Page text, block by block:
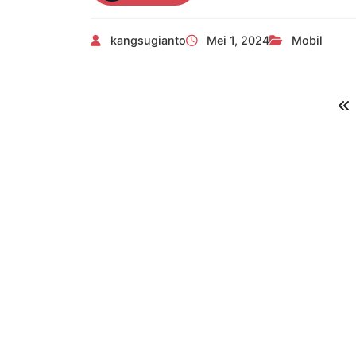
Jenis-
Mobil
kangsugianto Mei 1, 2024 Mobil